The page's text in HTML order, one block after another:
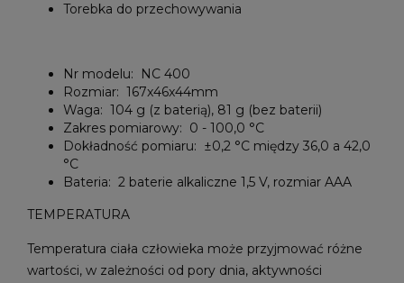
Torebka do przechowywania
Nr modelu: NC 400
Rozmiar: 167x46x44mm
Waga: 104 g (z baterią), 81 g (bez baterii)
Zakres pomiarowy: 0 - 100,0 °C
Dokładność pomiaru: ±0,2 °C między 36,0 a 42,0
°C
Bateria: 2 baterie alkaliczne 1,5 V, rozmiar AAA
TEMPERATURA
Temperatura ciała człowieka może przyjmować różne
wartości, w zależności od pory dnia, aktywności